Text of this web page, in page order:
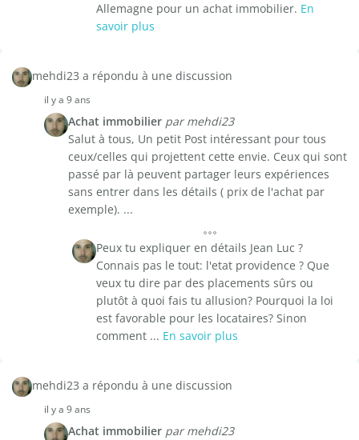
Allemagne pour un achat immobilier. En
savoir plus
mehdi23 a répondu à une discussion
il y a 9 ans
Achat immobilier par mehdi23
Salut à tous, Un petit Post intéressant pour tous
ceux/celles qui projettent cette envie. Ceux qui sont
passé par là peuvent partager leurs expériences
sans entrer dans les détails ( prix de l'achat par
exemple). ...
Peux tu expliquer en détails Jean Luc ?
Connais pas le tout: l'etat providence ? Que
veux tu dire par des placements sûrs ou
plutôt à quoi fais tu allusion? Pourquoi la loi
est favorable pour les locataires? Sinon
comment ... En savoir plus
mehdi23 a répondu à une discussion
il y a 9 ans
Achat immobilier par mehdi23